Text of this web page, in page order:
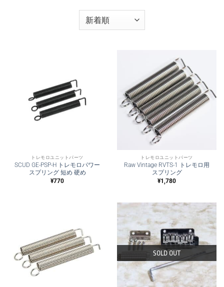
トレモロユニットパーツ
SCUD GE-PSP-H トレモロパワー
スプリング 短め 硬め
¥770
トレモロユニットパーツ
Raw Vintage RVTS-1 トレモロ用
スプリング
¥1,780
SOLD OUT